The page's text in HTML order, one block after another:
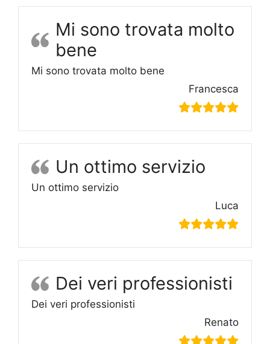
Mi sono trovata molto
bene
Mi sono trovata molto bene
Francesca
Un ottimo servizio
Un ottimo servizio
Luca
Dei veri professionisti
Dei veri professionisti
Renato